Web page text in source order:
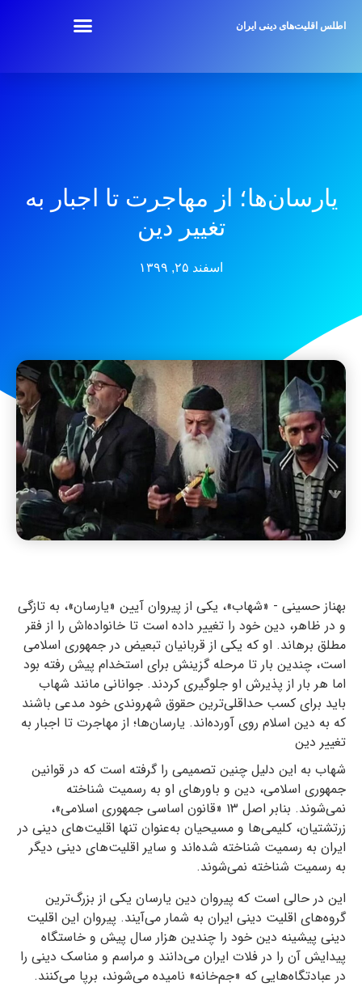
اطلس اقلیت‌های دینی ایران
یارسان‌ها؛ از مهاجرت تا اجبار به
تغییر دین
اسفند ۲۵, ۱۳۹۹
بهناز حسینی - «شهاب»، یکی از پیروان آیین «یارسان»، به تازگی
و در ظاهر، دین خود را تغییر داده است تا خانواده‌اش را از فقر
مطلق برهاند. او که یکی از قربانیان تبعیض در جمهوری اسلامی
است، چندین بار تا مرحله گزینش برای استخدام پیش رفته بود
اما هر بار از پذیرش او جلوگیری کردند. جوانانی مانند شهاب
باید برای کسب حداقلی‌ترین حقوق شهروندی‌ خود مدعی باشند
که به دین اسلام روی آورده‌اند. یارسان‌ها؛ از مهاجرت تا اجبار به
تغییر دین
شهاب به این دلیل چنین تصمیمی را گرفته است که در قوانین
جمهوری اسلامی، دین و باورهای او به رسمیت شناخته
نمی‌شوند. بنابر اصل ۱۳ «قانون اساسی جمهوری اسلامی»،
زرتشتیان، کلیمی‌ها و مسیحیان به‌عنوان تنها اقلیت‌های دینی در
ایران به رسمیت شناخته شده‌اند و سایر اقلیت‌های دینی دیگر
به رسمیت شناخته نمی‌شوند.
این در حالی است که پیروان دین یارسان یکی از بزرگ‌ترین
گروه‌های اقلیت دینی ایران به شمار می‌آیند. پیروان این اقلیت
دینی پیشینه دین خود را چندین هزار سال پیش و خاستگاه
پیدایش آن را در فلات ایران می‌دانند و مراسم و مناسک دینی را
در عبادتگاه‌هایی که «جم‌خانه» نامیده می‌شوند، برپا می‌کنند.